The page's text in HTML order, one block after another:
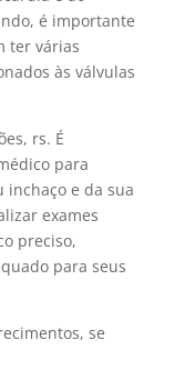
é importante
ter várias
às válvulas
rs. É
para
inchaço e da sua
exames
preciso,
para seus
se